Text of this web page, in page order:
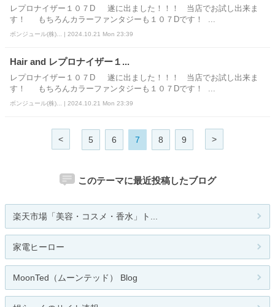
レプロナイザー１０７D 遂に出ました！！！ 当店でお試し出来ま
す！ もちろんカラーファンタジーも１０７Dです！ ...
ボンジュール(株)... | 2024.10.21 Mon 23:39
Hair and レプロナイザー１...
レプロナイザー１０７D 遂に出ました！！！ 当店でお試し出来ま
す！ もちろんカラーファンタジーも１０７Dです！ ...
ボンジュール(株)... | 2024.10.21 Mon 23:39
< 5 6 7 8 9 >
このテーマに最近投稿したブログ
楽天市場「美容・コスメ・香水」ト...
家電ヒーロー
MoonTed（ムーンテッド） Blog